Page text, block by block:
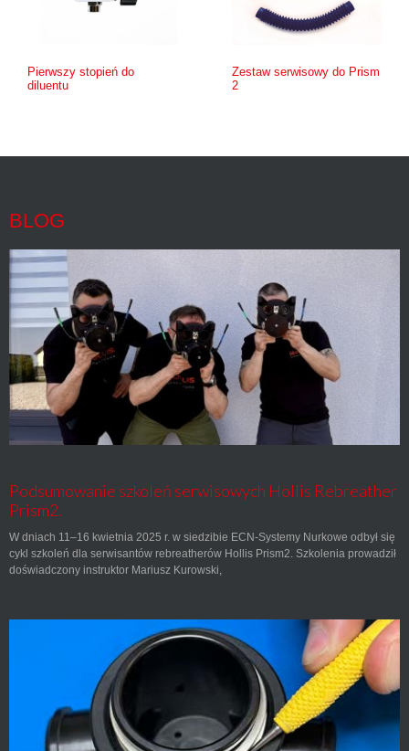
Pierwszy stopień do
diluentu
Zestaw serwisowy do Prism
2
BLOG
Podsumowanie szkoleń serwisowych Hollis Rebreather
Prism2.
W dniach 11–16 kwietnia 2025 r. w siedzibie ECN-Systemy Nurkowe odbył się
cykl szkoleń dla serwisantów rebreatherów Hollis Prism2. Szkolenia prowadził
doświadczony instruktor Mariusz Kurowski,